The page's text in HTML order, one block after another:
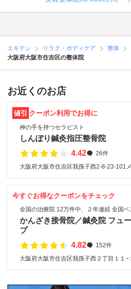
エキテン リラク・ボディケア 整体
大阪府大阪市住吉区の整体院
お近くのお店
値引 クーポン利用でお得に
神の手を持つセラピスト
しんぼり鍼灸指圧整骨院
4.42
26件
大阪府大阪市住吉区我孫子西2-8-23-101
今すぐお得なクーポンをチェック
全国の治療院 12万件中、２年連続 全国
かんざき接骨院／鍼灸院 フュ
プ
4.82
152件
大阪府大阪市住吉区我孫子西２丁目１１−